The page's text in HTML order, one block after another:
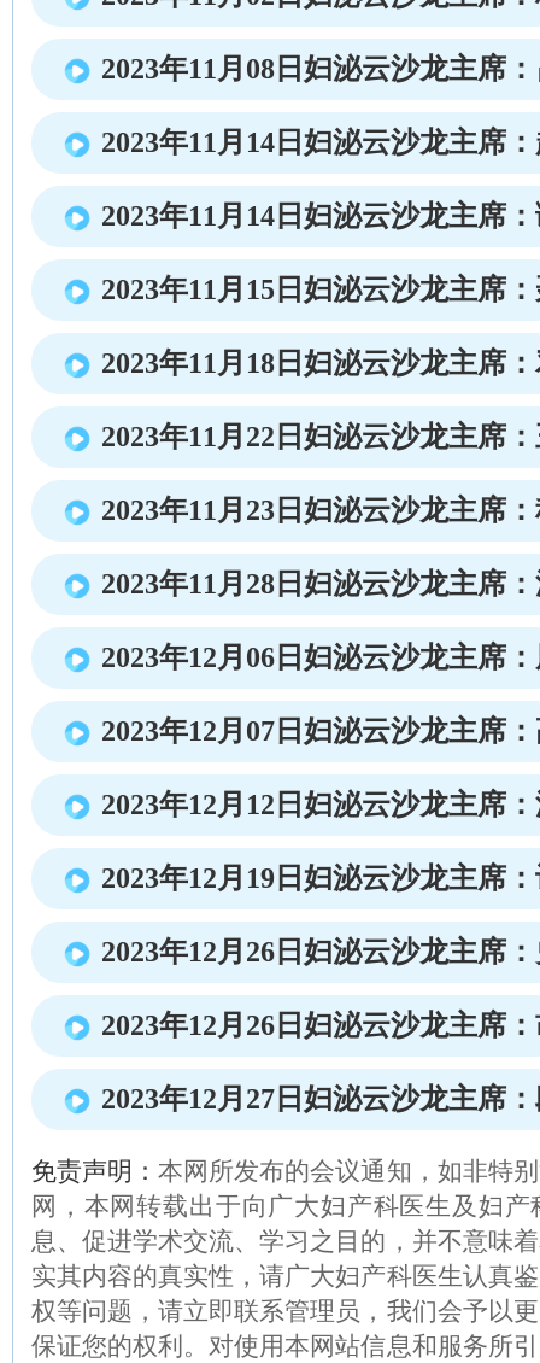
2023年11月08日妇泌云沙龙主席
2023年11月14日妇泌云沙龙主席
2023年11月14日妇泌云沙龙主席
2023年11月15日妇泌云沙龙主席
2023年11月18日妇泌云沙龙主席
2023年11月22日妇泌云沙龙主席
2023年11月23日妇泌云沙龙主席
2023年11月28日妇泌云沙龙主席
2023年12月06日妇泌云沙龙主席
2023年12月07日妇泌云沙龙主席
2023年12月12日妇泌云沙龙主席
2023年12月19日妇泌云沙龙主席
2023年12月26日妇泌云沙龙主席
2023年12月26日妇泌云沙龙主席
2023年12月27日妇泌云沙龙主席
免责声明：本网所发布的会议通知，如非特
网，本网转载出于向广大妇产科医生及妇
息、促进学术交流、学习之目的，并不意味
实其内容的真实性，请广大妇产科医生认真
权等问题，请立即联系管理员，我们会予以
保证您的权利。对使用本网站信息和服务所